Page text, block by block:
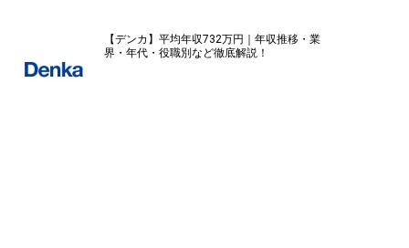
【デンカ】平均年収732万円｜年収推移・業
界・年代・役職別など徹底解説！